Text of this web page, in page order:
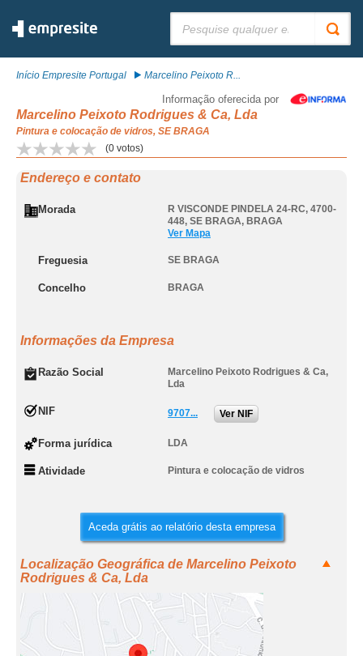
Início Empresite Portugal Marcelino Peixoto R...
Informação oferecida por
Marcelino Peixoto Rodrigues & Ca, Lda
Pintura e colocação de vidros, SE BRAGA
(0 votos)
Endereço e contato
Morada
R VISCONDE PINDELA 24-RC, 4700-
448, SE BRAGA, BRAGA
Ver Mapa
Freguesia SE BRAGA
Concelho BRAGA
Informações da Empresa
Razão Social
Marcelino Peixoto Rodrigues & Ca,
Lda
NIF 9707... Ver NIF
Forma jurídica LDA
Atividade Pintura e colocação de vidros
Aceda grátis ao relatório desta empresa
Localização Geográfica de Marcelino Peixoto
Rodrigues & Ca, Lda